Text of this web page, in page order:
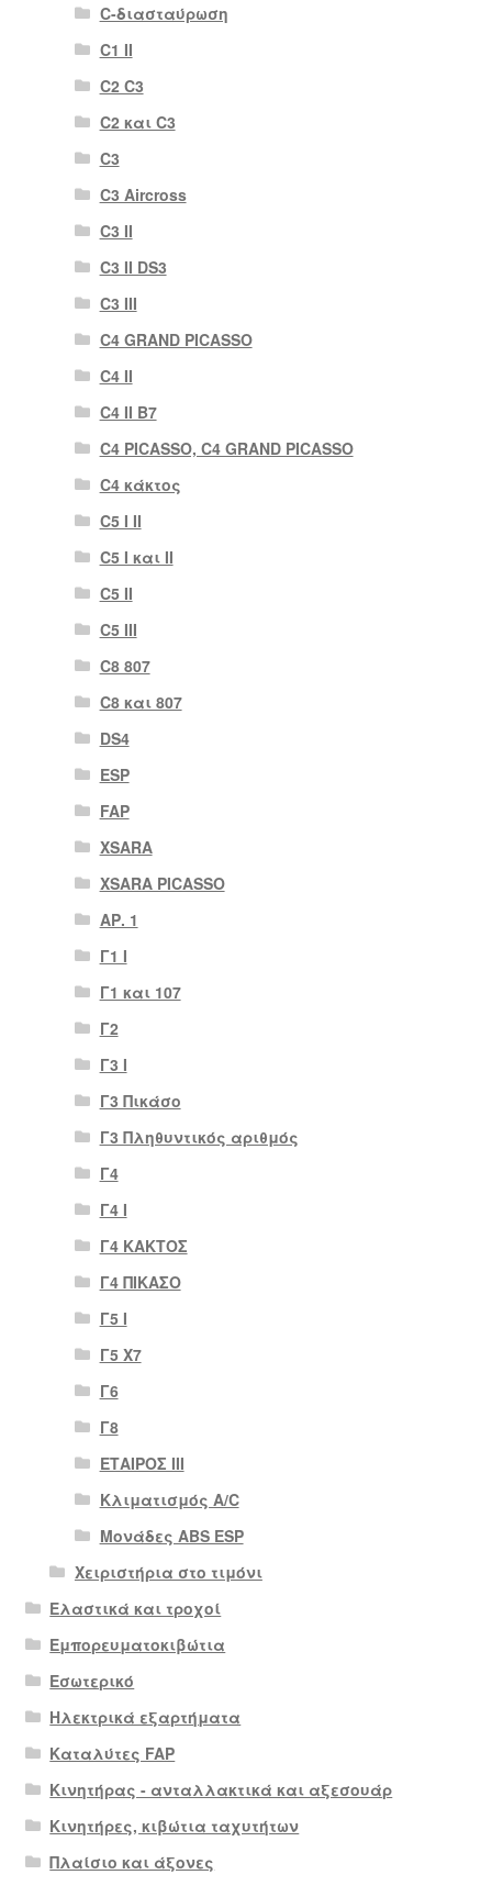
C-διασταύρωση
C1 II
C2 C3
C2 και C3
C3
C3 Aircross
C3 II
C3 II DS3
C3 III
C4 GRAND PICASSO
C4 II
C4 II B7
C4 PICASSO, C4 GRAND PICASSO
C4 κάκτος
C5 I II
C5 I και II
C5 II
C5 III
C8 807
C8 και 807
DS4
ESP
FAP
XSARA
XSARA PICASSO
ΑΡ. 1
Γ1 Ι
Γ1 και 107
Γ2
Γ3 Ι
Γ3 Πικάσο
Γ3 Πληθυντικός αριθμός
Γ4
Γ4 Ι
Γ4 ΚΑΚΤΟΣ
Γ4 ΠΙΚΑΣΟ
Γ5 Ι
Γ5 Χ7
Γ6
Γ8
ΕΤΑΙΡΟΣ III
Κλιματισμός A/C
Μονάδες ABS ESP
Χειριστήρια στο τιμόνι
Ελαστικά και τροχοί
Εμπορευματοκιβώτια
Εσωτερικό
Ηλεκτρικά εξαρτήματα
Καταλύτες FAP
Κινητήρας - ανταλλακτικά και αξεσουάρ
Κινητήρες, κιβώτια ταχυτήτων
Πλαίσιο και άξονες